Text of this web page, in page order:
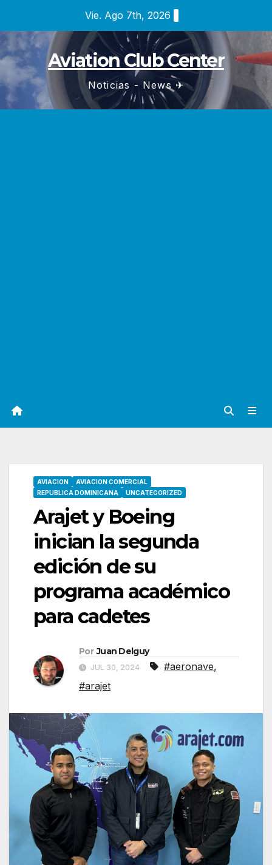
contenido
Vie. Ago 7th, 2026
Aviation Club Center
Noticias - News ✈
AVIACION
AVIACION COMERCIAL
REPUBLICA DOMINICANA
UNCATEGORIZED
Arajet y Boeing
inician la segunda
edición de su
programa académico
para cadetes
Por Juan Delguy
JUL 30, 2024 #aeronave,
#arajet